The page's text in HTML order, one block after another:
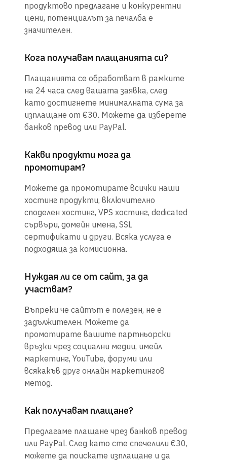
продуктово предлагане и конкурентни
цени, потенциалът за печалба е
значителен.
Кога получавам плащанията си?
Плащанията се обработват в рамките
на 24 часа след вашата заявка, след
като достигнете минималната сума за
изплащане от €30. Можете да изберете
банков превод или PayPal.
Какви продукти мога да
промотирам?
Можете да промотирате всички наши
хостинг продукти, включително
споделен хостинг, VPS хостинг, dedicated
сървъри, домейн имена, SSL
сертификати и други. Всяка услуга е
подходяща за комисионна.
Нуждая ли се от сайт, за да
участвам?
Въпреки че сайтът е полезен, не е
задължителен. Можете да
промотирате вашите партньорски
връзки чрез социални медии, имейл
маркетинг, YouTube, форуми или
всякакъв друг онлайн маркетингов
метод.
Как получавам плащане?
Предлагаме плащане чрез банков превод
или PayPal. След като сте спечелили €30,
можете да поискате изплащане и да